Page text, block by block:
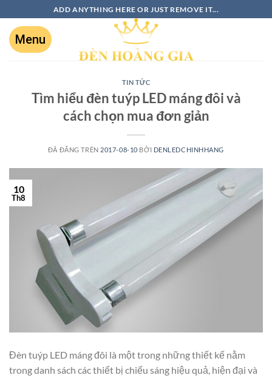
ADD ANYTHING HERE OR JUST REMOVE IT...
TIN TỨC
Tìm hiểu đèn tuýp LED máng đôi và
cách chọn mua đơn giản
ĐÃ ĐĂNG TRÊN 2017-08-10 BỞI DENLEDCHINHHANG
10
Th8
Đèn tuýp LED máng đôi là một trong những thiết kế nằm
trong danh sách các thiết bị chiếu sáng hiệu quả, hiện đại và